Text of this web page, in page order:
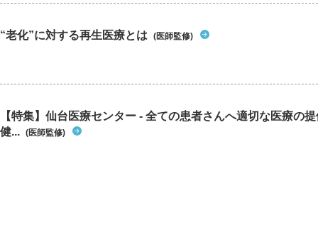
“老化”に対する再生医療とは (医師監修)
【特集】仙台医療センター - 全ての患者さんへ適切な医療の
健... (医師監修)